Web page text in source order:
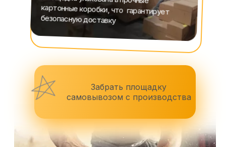
безопасную доставку
Забрать площадку
самовывозом с производства